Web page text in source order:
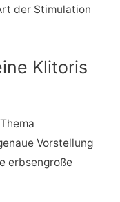
der Stimulation
Klitoris
Vorstellung
erbsengroße